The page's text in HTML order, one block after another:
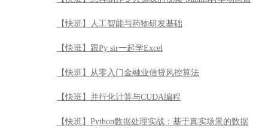
【快班】人工智能与药物研发基础
【快班】跟Py sir一起学Excel
【快班】从零入门金融业信贷风控算法
【快班】并行化计算与CUDA编程
【快班】Python数据处理实战：基于真实场景的数据